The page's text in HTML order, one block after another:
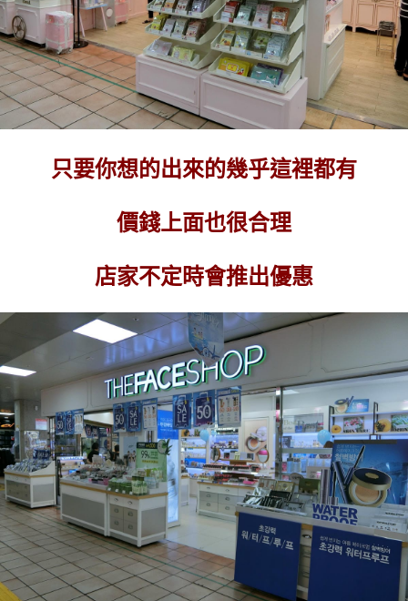
只要你想的出來的幾乎這裡都有
價錢上面也很合理
店家不定時會推出優惠